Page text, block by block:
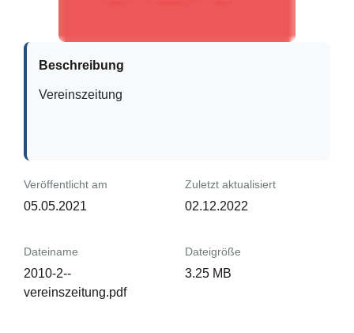
Beschreibung
Vereinszeitung
Veröffentlicht am
05.05.2021
Zuletzt aktualisiert
02.12.2022
Dateiname
2010-2--
vereinszeitung.pdf
Dateigröße
3.25 MB